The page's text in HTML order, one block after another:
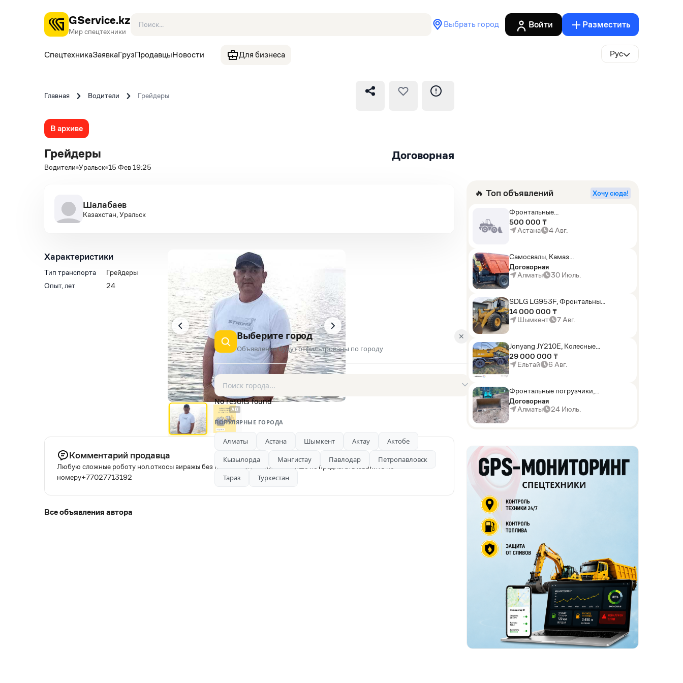
GService.kz
Мир спецтехники
Выбрать город Войти Разместить
СпецтехникаЗаявкаГрузПродавцыНовости Для бизнеса Рус
Главная Водители Грейдеры
В архиве
Грейдеры
Водители Уральск 15 Фев 19:25
Договорная
Шалабаев
Казахстан, Уральск
Характеристики
Тип транспорта
Грейдеры
Опыт, лет
24
AD
Комментарий продавца
Любую сложные роботу нол.откосы виражы без проблем зп 1300000 менше не предлагать .звонить по
номеру+77027713192
Все объявления автора
🔥 Топ объявлений Хочу сюда!
Фронтальные
погрузчики,Экскаваторы-
погрузчики,Мини-
погрузчики,Горные
500 000 ₸
Астана
4 Авг.
Самосвалы, Камаз
АГП-29РТ (шасси
KАМАЗ-43114 6x6)
Договорная
Алматы
30 Июль.
SDLG LG953F, Фронтальные
погрузчики
14 000 000 ₸
Шымкент
7 Авг.
Jonyang JY210E, Колесные
экскаваторы
29 000 000 ₸
Ельтай
6 Авг.
Фронтальные погрузчики,
Sunward ZYJ 320
Договорная
Алматы
24 Июль.
✕
Выберите город
Объявления будут отфильтрованы по городу
No results found
ПОПУЛЯРНЫЕ ГОРОДА
Алматы Астана Шымкент Актау
Актобе
Кызылорда
Мангистау Павлодар
Петропавловск
Тараз
Туркестан